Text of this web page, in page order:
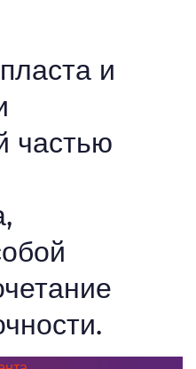
и
частью